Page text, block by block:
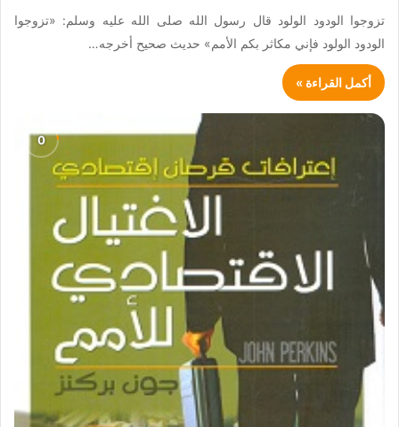
تزوجوا الودود الولود قال رسول الله صلى الله عليه وسلم: «تزوجوا
الودود الولود فإني مكاثر بكم الأمم» حديث صحيح أخرجه…
أكمل القراءة »